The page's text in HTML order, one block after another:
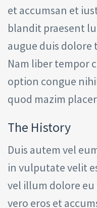
et accumsan et
blandit praesent
augue duis
Nam liber tempor
option congue
quod mazim
The History
Duis autem vel
in vulputate velit
vel illum dolore
vero eros et